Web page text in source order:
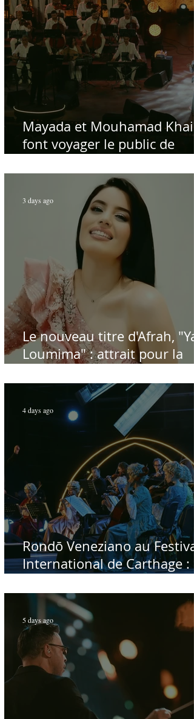
Mayada et Mouhamad
font voyager le public de
chant et de la musique
d'antan
Le nouveau titre d'Afrah, "Ya
Loumima" : attrait pour la
Rabah Driassa
3 days ago
Rondō Veneziano au Festival
International de Carthage :
public tunisien
4 days ago
5 days ago